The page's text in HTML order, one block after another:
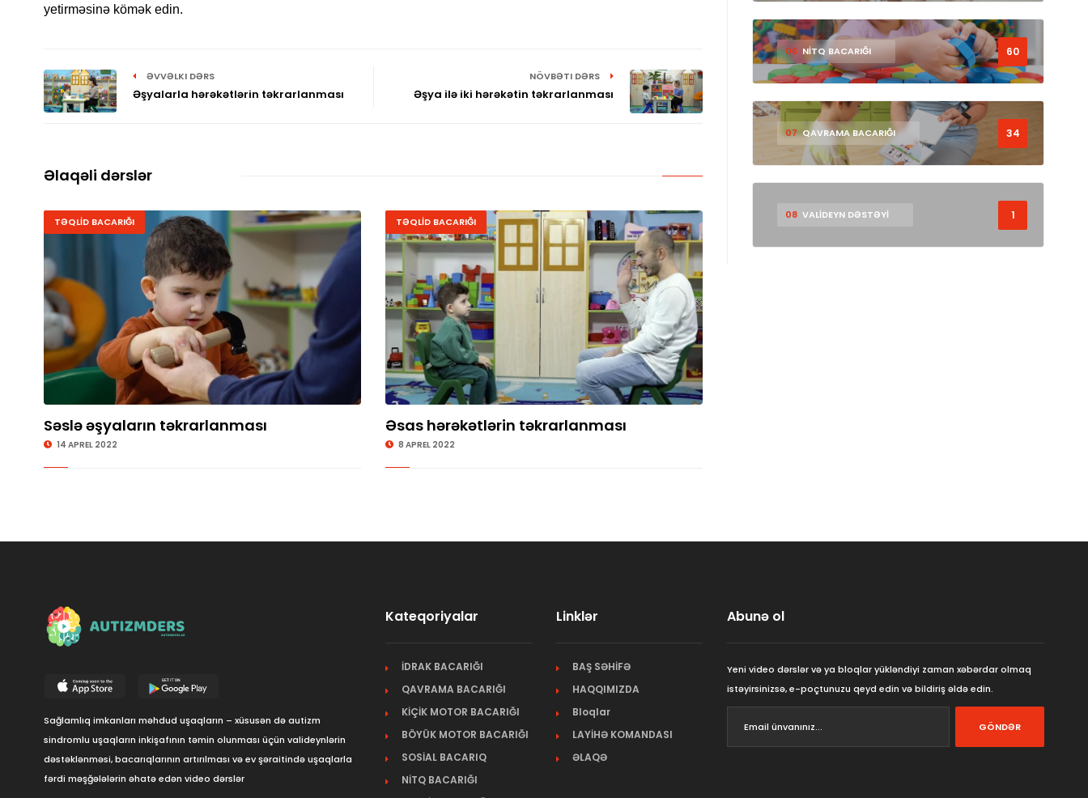
yetirməsinə kömək edin.
ƏVVƏLKI DƏRS
Əşyalarla hərəkətlərin təkrarlanması
NÖVBƏTI DƏRS
Əşya ilə iki hərəkətin təkrarlanması
Əlaqəli dərslər
TƏQLİD BACARIĞI
Səslə əşyaların təkrarlanması
14 APREL 2022
TƏQLİD BACARIĞI
Əsas hərəkətlərin təkrarlanması
8 APREL 2022
06 NİTQ BACARIĞI 60
07 QAVRAMA BACARIĞI 34
08 VALİDEYN DƏSTƏYİ 1
Sağlamlıq imkanları məhdud uşaqların – xüsusən də autizm
sindromlu uşaqların inkişafının təmin olunması üçün valideynlərin
dəstəklənməsi, bacarıqlarının artırılması və ev şəraitində uşaqlarla
fərdi məşğələlərin əhatə edən video dərslər
Kateqoriyalar
İDRAK BACARIĞI
QAVRAMA BACARIĞI
KİÇİK MOTOR BACARIĞI
BÖYÜK MOTOR BACARIĞI
SOSİAL BACARIQ
NİTQ BACARIĞI
Linklər
BAŞ SƏHİFƏ
HAQQIMIZDA
Bloqlar
LAYİHƏ KOMANDASI
ƏLAQƏ
Abunə ol
Yeni video dərslər və ya bloqlar yükləndiyi zaman xəbərdar olmaq
istəyirsinizsə, e-poçtunuzu qeyd edin və bildiriş əldə edin.
GÖNDƏR